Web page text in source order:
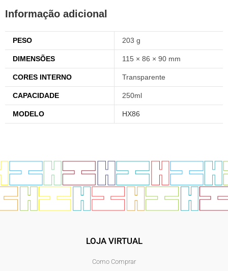
Informação adicional
PESO 203 g
DIMENSÕES 115 × 86 × 90 mm
CORES INTERNO Transparente
CAPACIDADE 250ml
MODELO HX86
LOJA VIRTUAL
Como Comprar